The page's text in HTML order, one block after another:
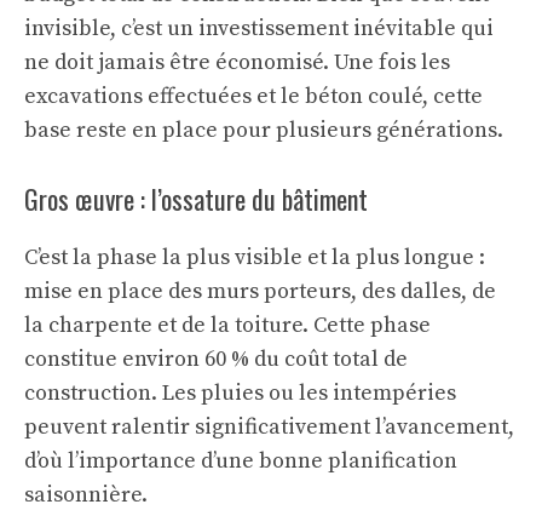
invisible, c’est un investissement inévitable qui
ne doit jamais être économisé. Une fois les
excavations effectuées et le béton coulé, cette
base reste en place pour plusieurs générations.
Gros œuvre : l’ossature du bâtiment
C’est la phase la plus visible et la plus longue :
mise en place des murs porteurs, des dalles, de
la charpente et de la toiture. Cette phase
constitue environ 60 % du coût total de
construction. Les pluies ou les intempéries
peuvent ralentir significativement l’avancement,
d’où l’importance d’une bonne planification
saisonnière.